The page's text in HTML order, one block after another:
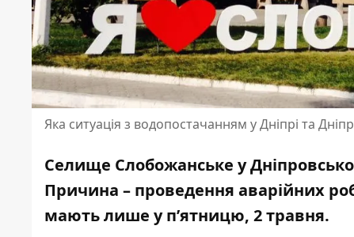
Яка ситуація з водопостачанням у Дніпрі та
Селище Слобожанське у
Причина – проведення аварійних
мають лише у п’ятницю, 2 травня.